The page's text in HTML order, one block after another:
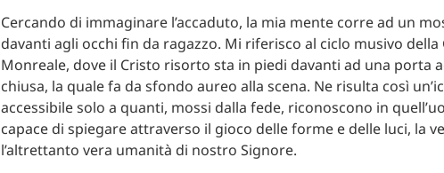
Cercando di immaginare l’accaduto, la mia mente corre ad un
davanti agli occhi fin da ragazzo. Mi riferisco al ciclo musivo della
Monreale, dove il Cristo risorto sta in piedi davanti ad una porta
chiusa, la quale fa da sfondo aureo alla scena. Ne risulta così
accessibile solo a quanti, mossi dalla fede, riconoscono in
capace di spiegare attraverso il gioco delle forme e delle luci, la
l’altrettanto vera umanità di nostro Signore.